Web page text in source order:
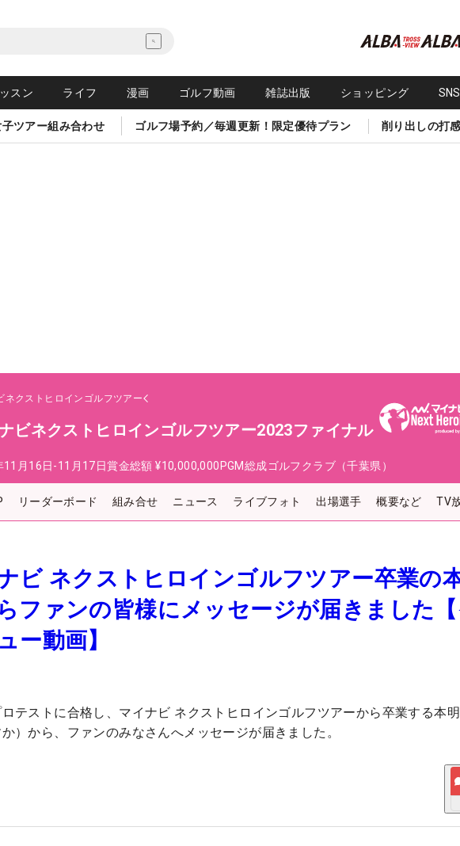
スン ライフ 漫画 ゴルフ動画 雑誌出版 ショッピング
ツアー組み合わせ ゴルフ場予約／毎週更新！限定優待プラン 削り出しの打
ネクストヒロインゴルフツアー
ビネクストヒロインゴルフツアー2023ファイナル
11月16日-11月17日賞金総額 ¥10,000,000PGM総成ゴルフクラブ（千葉県）
リーダーボード 組み合せ ニュース ライブフォト 出場選手 概要など TV
ビ ネクストヒロインゴルフツアー卒業の
ファンの皆様にメッセージが届きました
ー動画】
テストに合格し、マイナビ ネクストヒロインゴルフツアーから卒業する本
）から、ファンのみなさんへメッセージが届きました。